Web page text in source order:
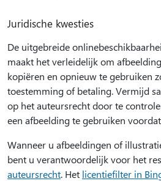
Juridische kwesties
De uitgebreide
maakt het verleidelijk om
kopiëren en opnieuw te gebruiken
toestemming of betaling. Vermijd
op het auteursrecht door te
een afbeelding te gebruiken
Wanneer u afbeeldingen of
bent u verantwoordelijk voor het
auteursrecht. Het licentiefilter in